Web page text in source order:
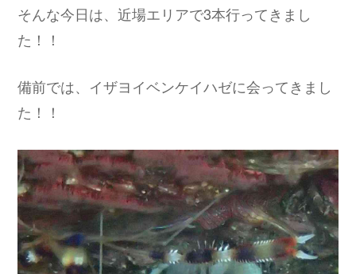
そんな今日は、近場エリアで3本行ってきまし
た！！
備前では、イザヨイベンケイハゼに会ってきまし
た！！